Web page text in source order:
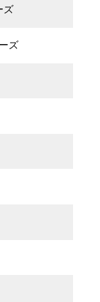
ズ
ズ